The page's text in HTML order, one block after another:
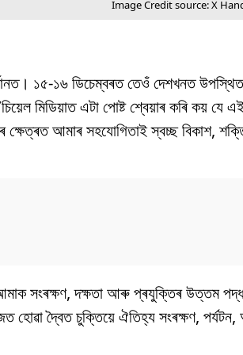
Image Credit source: X
১৫-১৬ ডিচেম্বৰত তেওঁ দেশখনত
মিডিয়াত এটা পোষ্ট শ্বেয়াৰ কৰি কয় যে
আমাৰ সহযোগিতাই স্বচ্ছ বিকাশ,
সংৰক্ষণ, দক্ষতা আৰু প্ৰযুক্তিৰ উত্তম
হোৱা দ্বৈত চুক্তিয়ে ঐতিহ্য সংৰক্ষণ,